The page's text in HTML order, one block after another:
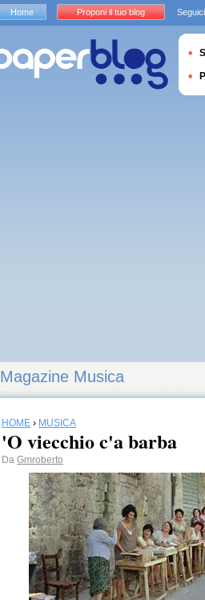
Magazine Musica
HOME › MUSICA
'O viecchio c'a barba
Da Gmroberto
Home Proponi il tuo blog